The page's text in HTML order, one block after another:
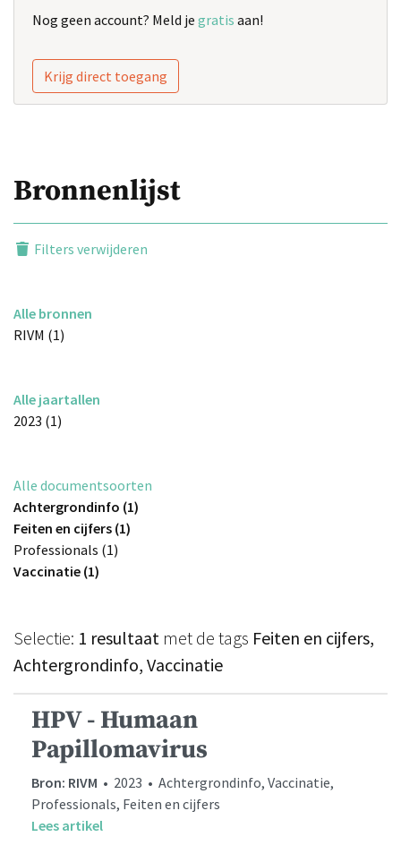
Nog geen account? Meld je gratis aan!
Krijg direct toegang
Bronnenlijst
Filters verwijderen
Alle bronnen
RIVM (1)
Alle jaartallen
2023 (1)
Alle documentsoorten
Achtergrondinfo (1)
Feiten en cijfers (1)
Professionals (1)
Vaccinatie (1)
Selectie: 1 resultaat met de tags Feiten en cijfers,
Achtergrondinfo, Vaccinatie
HPV - Humaan
Papillomavirus
Bron: RIVM • 2023 • Achtergrondinfo, Vaccinatie,
Professionals, Feiten en cijfers
Lees artikel